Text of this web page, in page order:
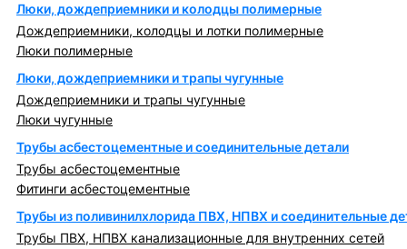
Люки, дождеприемники и колодцы полимерные
Дождеприемники, колодцы и лотки полимерные
Люки полимерные
Люки, дождеприемники и трапы чугунные
Дождеприемники и трапы чугунные
Люки чугунные
Трубы асбестоцементные и соединительные детали
Трубы асбестоцементные
Фитинги асбестоцементные
Трубы из поливинилхлорида ПВХ, НПВХ и соединительные
Трубы ПВХ, НПВХ канализационные для внутренних сетей